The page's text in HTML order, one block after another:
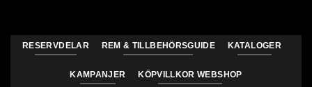
RESERVDELAR REM & TILLBEHÖRSGUIDE KATALOGER
KAMPANJER KÖPVILLKOR WEBSHOP